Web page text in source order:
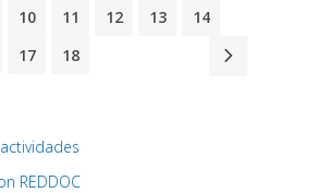
10 11 12 13
14
17 18
REDDOC